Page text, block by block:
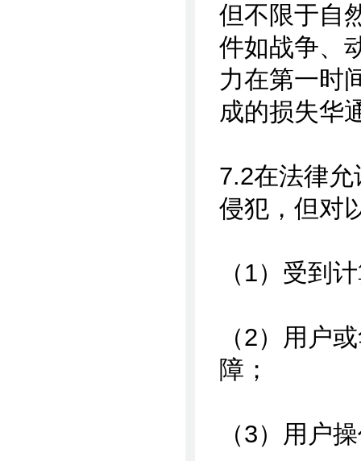
但不限于自
件如战争、
力在第一时
成的损失华
7.2在法律
侵犯，但对
（1）受到
（2）用户
障；
（3）用户